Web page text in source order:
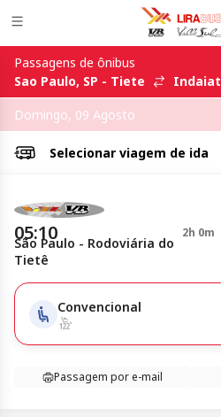
Passagens de ônibus
Sao Paulo, SP - Tiete
Domingo, 09 Agosto
Selecionar viagem de ida
05:10 2h 0m
São Paulo - Rodoviária do
Tietê
Convencional
Passagem por e-mail